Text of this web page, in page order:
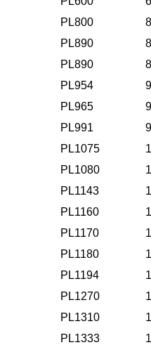
PL800
PL890
PL890
PL954
PL965
PL991
PL1075
PL1080
PL1143
PL1160
PL1170
PL1180
PL1194
PL1270
PL1310
PL1333